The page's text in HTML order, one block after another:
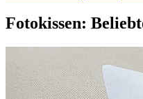
Fotokissen: